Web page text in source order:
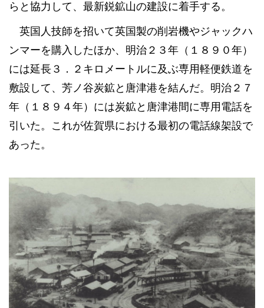
らと協力して、最新鋭鉱山の建設に着手する。
英国人技師を招いて英国製の削岩機やジャックハ
ンマーを購入したほか、明治２３年（１８９０年）
には延長３．２キロメートルに及ぶ専用軽便鉄道を
敷設して、芳ノ谷炭鉱と唐津港を結んだ。明治２７
年（１８９４年）には炭鉱と唐津港間に専用電話を
引いた。これが佐賀県における最初の電話線架設で
あった。